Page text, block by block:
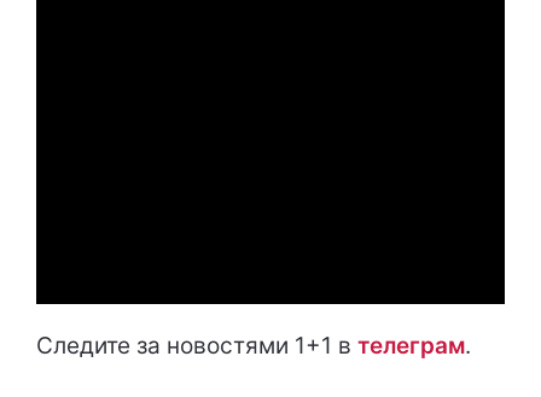
Следите за новостями 1+1 в телеграм.